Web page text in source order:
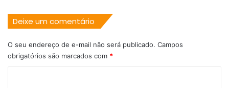
Deixe um comentário
O seu endereço de e-mail não será publicado. Campos
obrigatórios são marcados com *